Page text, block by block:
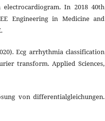
In 2018 40th
Engineering in Medicine and
Ecg arrhythmia classification
transform. Applied Sciences,
von differentialgleichungen.